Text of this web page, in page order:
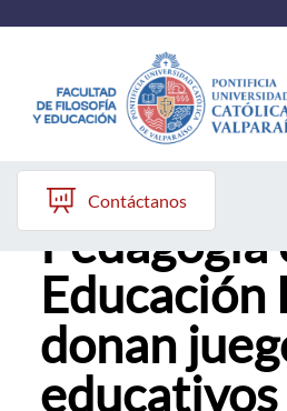
Quiénes somos
Líneas de trabajo 2025-2028
Historia
Proyecto Conocimientos 2030
Contáctanos
Estudiantes
Pedagogía
Educación
donan